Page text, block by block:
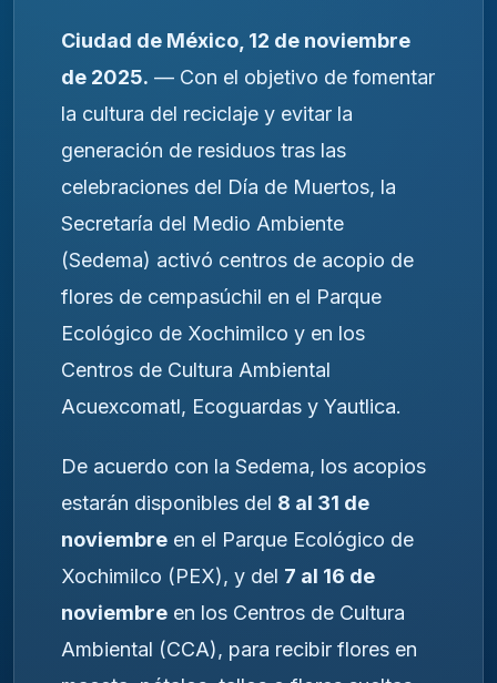
Ciudad de México, 12 de noviembre
de 2025. — Con el objetivo de fomentar
la cultura del reciclaje y evitar la
generación de residuos tras las
celebraciones del Día de Muertos, la
Secretaría del Medio Ambiente
(Sedema) activó centros de acopio de
flores de cempasúchil en el Parque
Ecológico de Xochimilco y en los
Centros de Cultura Ambiental
Acuexcomatl, Ecoguardas y Yautlica.
De acuerdo con la Sedema, los acopios
estarán disponibles del 8 al 31 de
noviembre en el Parque Ecológico de
Xochimilco (PEX), y del 7 al 16 de
noviembre en los Centros de Cultura
Ambiental (CCA), para recibir flores en